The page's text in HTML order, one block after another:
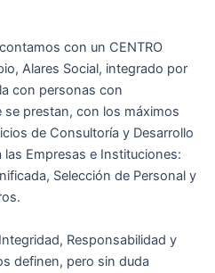
con un CENTRO
Alares Social, integrado por
con personas con
prestan, con los máximos
de Consultoría y Desarrollo
las Empresas e Instituciones:
Selección de Personal y
Responsabilidad y
definen, pero sin duda